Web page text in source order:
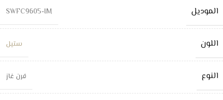
الموديل SWFC9605-IM
اللون ستيل
النوع فرن غاز